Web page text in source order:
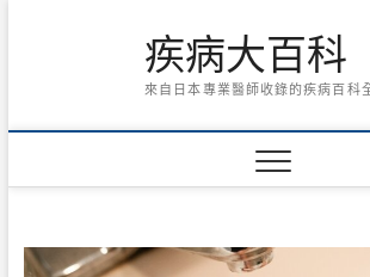
疾病大百科
來自日本專業醫師收錄的疾病百科